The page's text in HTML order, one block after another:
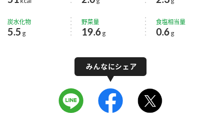
炭水化物
5.5 g
野菜量
19.6 g
食塩相当量
0.6 g